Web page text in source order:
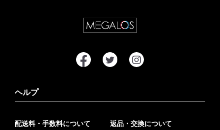
ヘルプ
配送料・手数料について
返品・交換について